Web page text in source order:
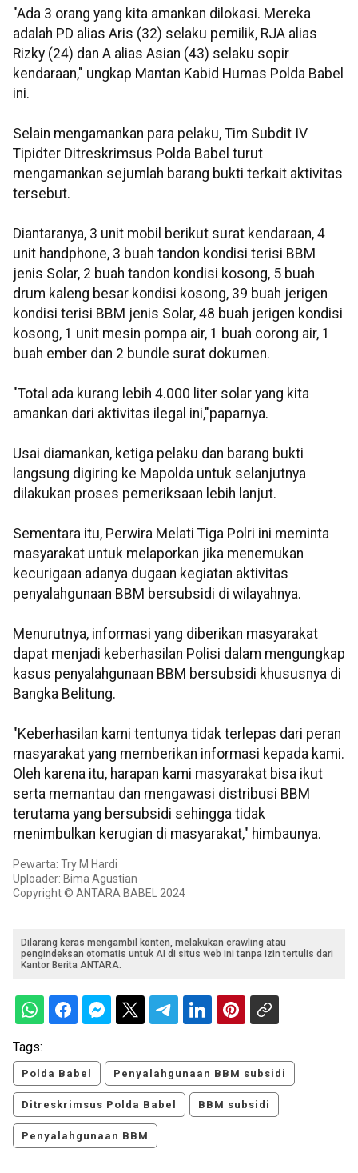
"Ada 3 orang yang kita amankan dilokasi. Mereka
adalah PD alias Aris (32) selaku pemilik, RJA alias
Rizky (24) dan A alias Asian (43) selaku sopir
kendaraan," ungkap Mantan Kabid Humas Polda Babel
ini.
Selain mengamankan para pelaku, Tim Subdit IV
Tipidter Ditreskrimsus Polda Babel turut
mengamankan sejumlah barang bukti terkait aktivitas
tersebut.
Diantaranya, 3 unit mobil berikut surat kendaraan, 4
unit handphone, 3 buah tandon kondisi terisi BBM
jenis Solar, 2 buah tandon kondisi kosong, 5 buah
drum kaleng besar kondisi kosong, 39 buah jerigen
kondisi terisi BBM jenis Solar, 48 buah jerigen kondisi
kosong, 1 unit mesin pompa air, 1 buah corong air, 1
buah ember dan 2 bundle surat dokumen.
"Total ada kurang lebih 4.000 liter solar yang kita
amankan dari aktivitas ilegal ini,"paparnya.
Usai diamankan, ketiga pelaku dan barang bukti
langsung digiring ke Mapolda untuk selanjutnya
dilakukan proses pemeriksaan lebih lanjut.
Sementara itu, Perwira Melati Tiga Polri ini meminta
masyarakat untuk melaporkan jika menemukan
kecurigaan adanya dugaan kegiatan aktivitas
penyalahgunaan BBM bersubsidi di wilayahnya.
Menurutnya, informasi yang diberikan masyarakat
dapat menjadi keberhasilan Polisi dalam mengungkap
kasus penyalahgunaan BBM bersubsidi khususnya di
Bangka Belitung.
"Keberhasilan kami tentunya tidak terlepas dari peran
masyarakat yang memberikan informasi kepada kami.
Oleh karena itu, harapan kami masyarakat bisa ikut
serta memantau dan mengawasi distribusi BBM
terutama yang bersubsidi sehingga tidak
menimbulkan kerugian di masyarakat," himbaunya.
Pewarta: Try M Hardi
Uploader: Bima Agustian
Copyright © ANTARA BABEL 2024
Dilarang keras mengambil konten, melakukan crawling atau
pengindeksan otomatis untuk AI di situs web ini tanpa izin tertulis dari
Kantor Berita ANTARA.
Tags:
Polda Babel Penyalahgunaan BBM subsidi
Ditreskrimsus Polda Babel BBM subsidi
Penyalahgunaan BBM